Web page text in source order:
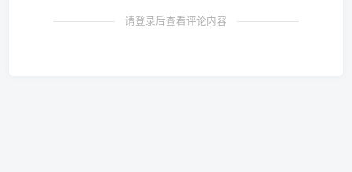
请登录后查看评论内容